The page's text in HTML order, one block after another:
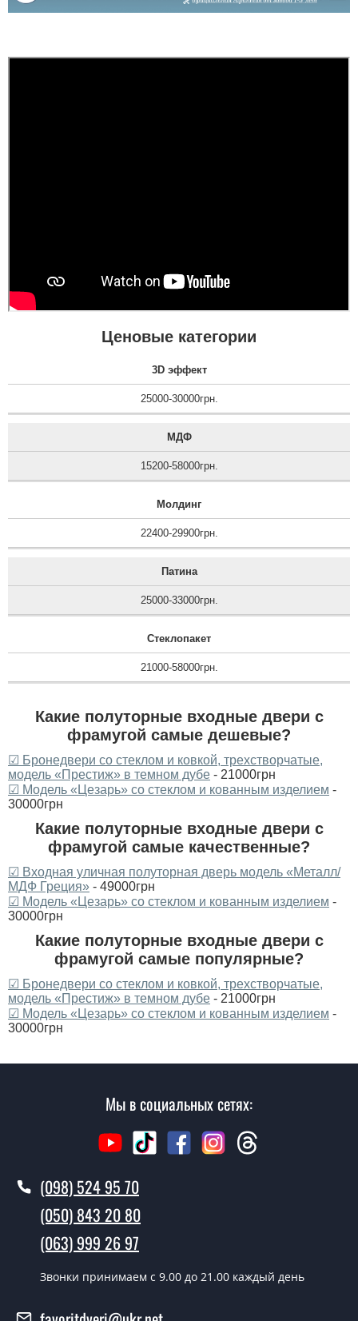
Ценовые категории
3D эффект
25000-30000грн.
МДФ
15200-58000грн.
Молдинг
22400-29900грн.
Патина
25000-33000грн.
Стеклопакет
21000-58000грн.
Какие полуторные входные двери с
фрамугой самые дешевые?
☑ Бронедвери со стеклом и ковкой, трехстворчатые,
модель «Престиж» в темном дубе - 21000грн
☑ Модель «Цезарь» со стеклом и кованным изделием -
30000грн
Какие полуторные входные двери с
фрамугой самые качественные?
☑ Входная уличная полуторная дверь модель «Металл/
МДФ Греция» - 49000грн
☑ Модель «Цезарь» со стеклом и кованным изделием -
30000грн
Какие полуторные входные двери с
фрамугой самые популярные?
☑ Бронедвери со стеклом и ковкой, трехстворчатые,
модель «Престиж» в темном дубе - 21000грн
☑ Модель «Цезарь» со стеклом и кованным изделием -
30000грн
Мы в социальных сетях:
(098) 524 95 70
(050) 843 20 80
(063) 999 26 97
Звонки принимаем c 9.00 до 21.00 каждый день